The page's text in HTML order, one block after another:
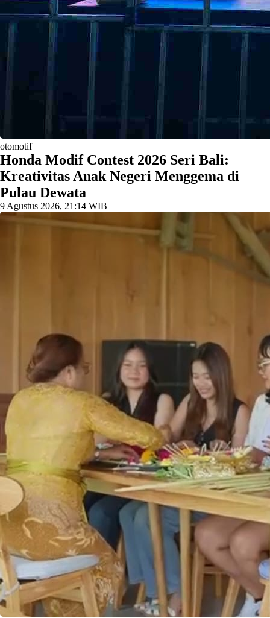
otomotif
Honda Modif Contest 2026 Seri Bali:
Kreativitas Anak Negeri Menggema di
Pulau Dewata
9 Agustus 2026, 21:14 WIB